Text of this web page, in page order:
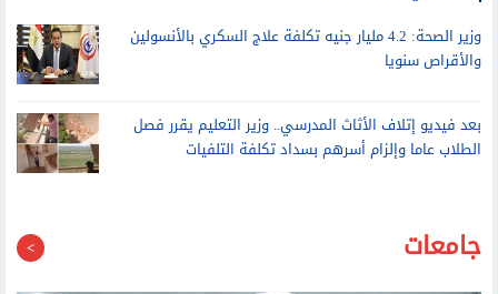
وزير الصحة: 4.2 مليار جنيه تكلفة علاج السكري بالأنسولين
والأقراص سنويا
بعد فيديو إتلاف الأثاث المدرسي.. وزير التعليم يقرر فصل
الطلاب عاما وإلزام أسرهم بسداد تكلفة التلفيات
جامعات